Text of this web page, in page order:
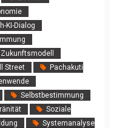
KI-Dialog
Street
Pachakuti
Selbstbestimmung
Soziale
Systemanalyse